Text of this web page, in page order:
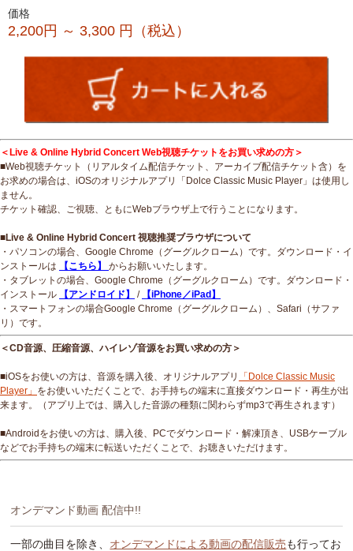
価格
2,200円 ～ 3,300 円（税込）
＜Live & Online Hybrid Concert Web視聴チケットをお買い求めの方＞
■Web視聴チケット（リアルタイム配信チケット、アーカイブ配信チケット含）を
お求めの場合は、iOSのオリジナルアプリ「Dolce Classic Music Player」は使用し
ません。
チケット確認、ご視聴、ともにWebブラウザ上で行うことになります。
■Live & Online Hybrid Concert 視聴推奨ブラウザについて
・パソコンの場合、Google Chrome（グーグルクローム）です。ダウンロード・イ
ンストールは
【こちら】
からお願いいたします。
・タブレットの場合、Google Chrome（グーグルクローム）です。ダウンロード・
インストール
【アンドロイド】 /
【iPhone／iPad】
・スマートフォンの場合Google Chrome（グーグルクローム）、Safari（サファ
リ）です。
＜CD音源、圧縮音源、ハイレゾ音源をお買い求めの方＞
■iOSをお使いの方は、音源を購入後、オリジナルアプリ
「Dolce Classic Music
Player」 をお使いいただくことで、お手持ちの端末に直接ダウンロード・再生が出
来ます。（アプリ上では、購入した音源の種類に関わらずmp3で再生されます）
■Androidをお使いの方は、購入後、PCでダウンロード・解凍頂き、USBケーブル
などでお手持ちの端末に転送いただくことで、お聴きいただけます。
オンデマンド動画 配信中!!
一部の曲目を除き、 オンデマンドによる動画の配信販売も行ってお